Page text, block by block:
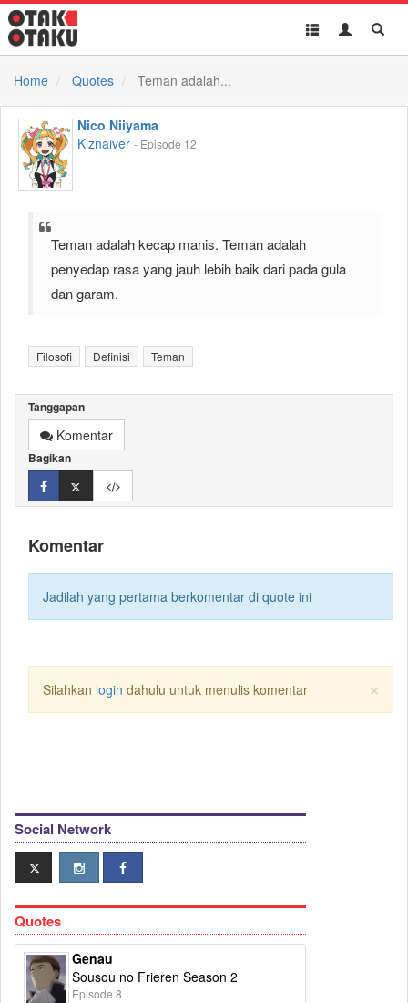
Toggle
Toggle
Home
Quotes Teman adalah...
Nico Niiyama
Kiznaiver - Episode 12
Teman adalah kecap manis. Teman adalah
penyedap rasa yang jauh lebih baik dari pada gula
dan garam.
Filosofi Definisi Teman
Tanggapan
Komentar
Bagikan
Komentar
Jadilah yang pertama berkomentar di quote ini
×
Silahkan login dahulu untuk menulis komentar
Social Network
Quotes
Genau
Sousou no Frieren Season 2
Episode 8